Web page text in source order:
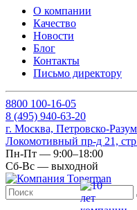
О компании
Качество
Новости
Блог
Контакты
Письмо директору
8800 100-16-05
8 (495) 940-63-20
г. Москва, Петровско-
Локомотивный пр-д 21,
Пн-Пт — 9:00–18:00
Сб-Вс — выходной